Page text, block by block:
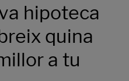
hipoteca
quina
a tu